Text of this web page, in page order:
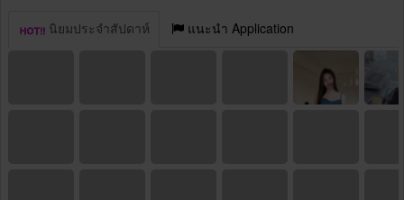
นิยมประจำสัปดาห์ แนะนำ Application